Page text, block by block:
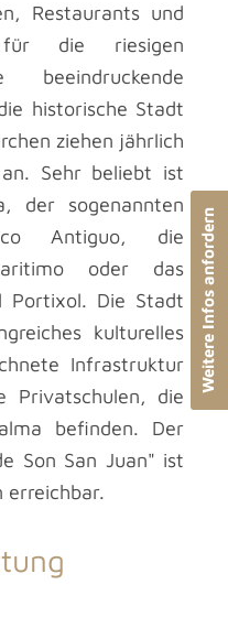
Restaurants und
die riesigen
beeindruckende
historische Stadt
ziehen jährlich
Sehr beliebt ist
der sogenannten
Antiguo, die
oder das
Portixol. Die Stadt
kulturelles
Infrastruktur
Privatschulen, die
befinden. Der
Son San Juan" ist
erreichbar.
Weitere Infos anfordern